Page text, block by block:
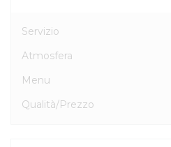
Servizio
Atmosfera
Menu
Qualità/Prezzo